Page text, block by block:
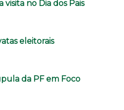
no Dia dos Pais
eleitorais
da PF em Foco